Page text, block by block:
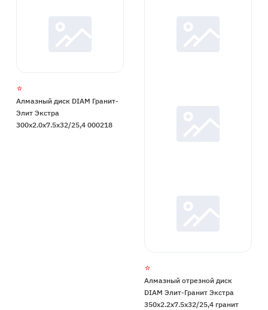
Алмазный диск DIAM Гранит-
Элит Экстра
300x2.0x7.5x32/25,4 000218
Алмазный отрезной диск
DIAM Элит-Гранит Экстра
350x2.2x7.5x32/25,4 гранит